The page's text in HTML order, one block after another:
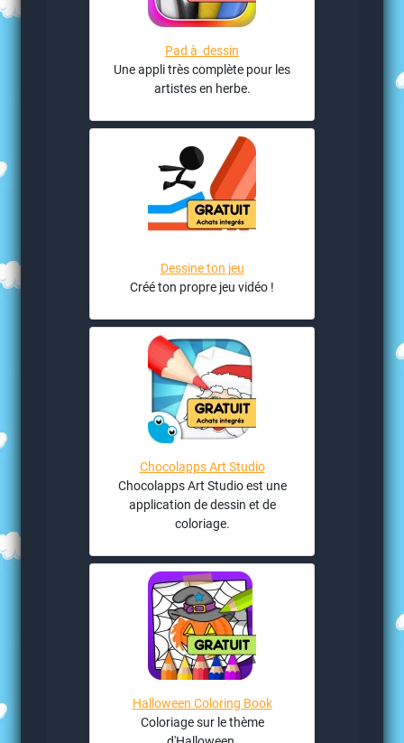
Pad à dessin
Une appli très complète pour les
artistes en herbe.
Dessine ton jeu
Créé ton propre jeu vidéo !
Chocolapps Art Studio
Chocolapps Art Studio est une
application de dessin et de
coloriage.
Halloween Coloring Book
Coloriage sur le thème